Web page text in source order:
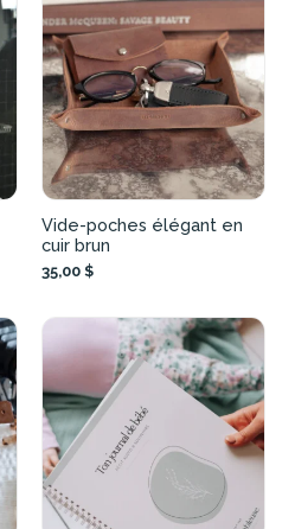
Vide-poches élégant en
cuir brun
35,00 $